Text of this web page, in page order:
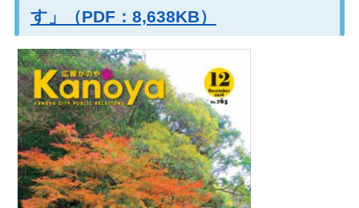
す」（PDF：8,638KB）